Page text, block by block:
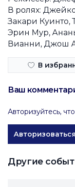
В ролях:
Закари Куинто,
Эрин Мур,
Вианни, Джош
В
Ваш
Авторизуйтесь,
Авторизоваться
Другие